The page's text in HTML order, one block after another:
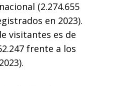
(2.274.655
en 2023).
visitantes es de
frente a los